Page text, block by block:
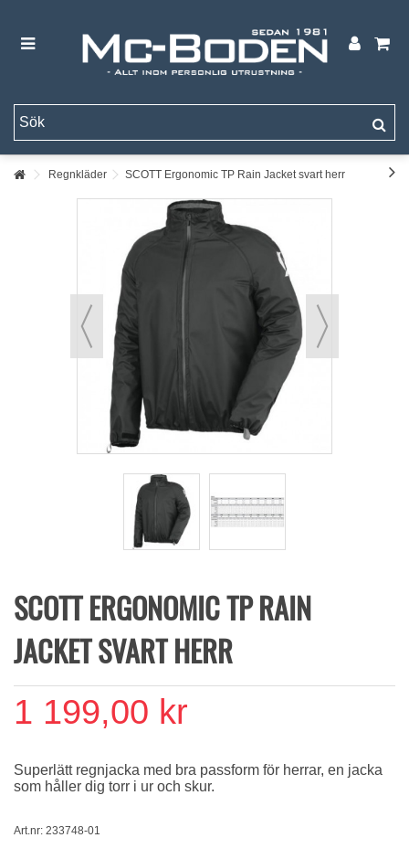
Regnkläder SCOTT Ergonomic TP Rain Jacket svart herr
SCOTT ERGONOMIC TP RAIN
JACKET SVART HERR
1 199,00 kr
Superlätt regnjacka med bra passform för herrar, en jacka
som håller dig torr i ur och skur.
Art.nr: 233748-01